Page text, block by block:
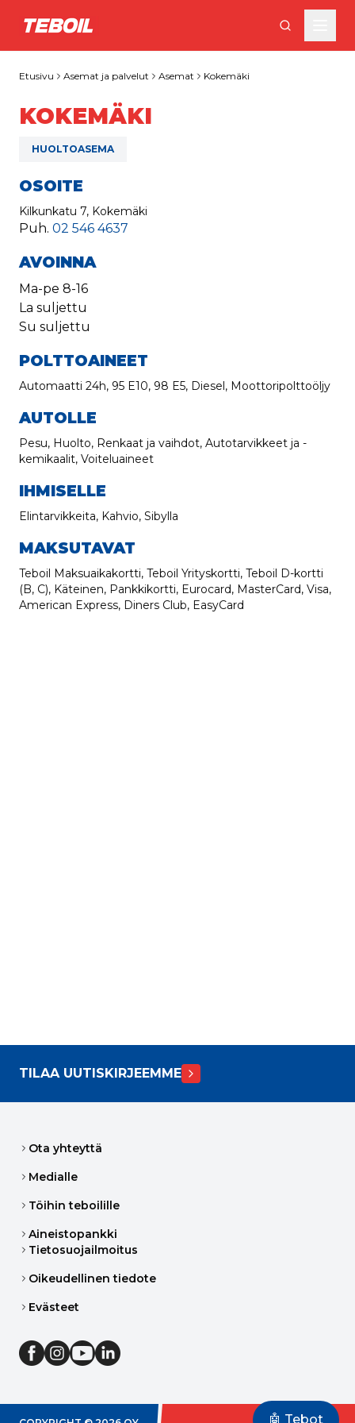
🤖 Tebot
Siirry pääsisältöön
Etusivu Asemat ja palvelut Asemat Kokemäki
KOKEMÄKI
HUOLTOASEMA
OSOITE
Kilkunkatu 7, Kokemäki
Puh. 02 546 4637
AVOINNA
Ma-pe 8-16
La suljettu
Su suljettu
POLTTOAINEET
Automaatti 24h, 95 E10, 98 E5, Diesel, Moottoripolttoöljy
AUTOLLE
Pesu, Huolto, Renkaat ja vaihdot, Autotarvikkeet ja -
kemikaalit, Voiteluaineet
IHMISELLE
Elintarvikkeita, Kahvio, Sibylla
MAKSUTAVAT
Teboil Maksuaikakortti, Teboil Yrityskortti, Teboil D-kortti
(B, C), Käteinen, Pankkikortti, Eurocard, MasterCard, Visa,
American Express, Diners Club, EasyCard
TILAA UUTISKIRJEEMME
Ota yhteyttä
Medialle
Töihin teboilille
Aineistopankki
Tietosuojailmoitus
Oikeudellinen tiedote
Evästeet